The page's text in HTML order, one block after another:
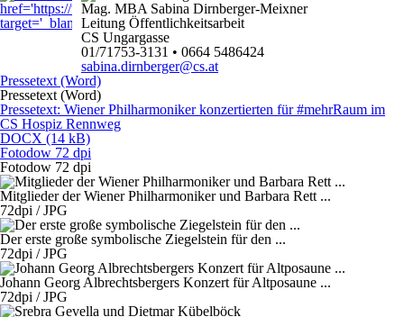
Mag. MBA Sabina Dirnberger-Meixner
Leitung Öffentlichkeitsarbeit
CS Ungargasse
01/71753-3131 • 0664 5486424
sabina.dirnberger@cs.at
Pressetext (Word)
Pressetext (Word)
Pressetext: Wiener Philharmoniker konzertierten für #mehrRaum im
CS Hospiz Rennweg
DOCX (14 kB)
Fotodow 72 dpi
Fotodow 72 dpi
Mitglieder der Wiener Philharmoniker und Barbara Rett ...
72dpi / JPG
Der erste große symbolische Ziegelstein für den ...
72dpi / JPG
Johann Georg Albrechtsbergers Konzert für Altposaune ...
72dpi / JPG